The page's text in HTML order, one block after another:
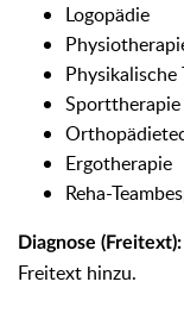
Logopädie
Physikalische
Sporttherapie
Ergotherapie
Reha-
Diagnose (Freitext):
Freitext hinzu.